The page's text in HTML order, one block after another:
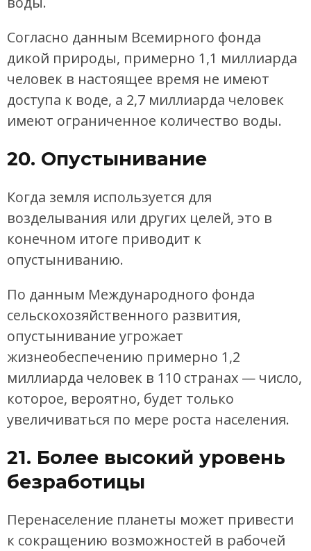
Согласно данным Всемирного фонда
дикой природы, примерно 1,1 миллиарда
человек в настоящее время не имеют
доступа к воде, а 2,7 миллиарда человек
имеют ограниченное количество воды.
20. Опустынивание
Когда земля используется для
возделывания или других целей, это в
конечном итоге приводит к
опустыниванию.
По данным Международного фонда
сельскохозяйственного развития,
опустынивание угрожает
жизнеобеспечению примерно 1,2
миллиарда человек в 110 странах — число,
которое, вероятно, будет только
увеличиваться по мере роста населения.
21. Более высокий уровень
безработицы
Перенаселение планеты может привести
к сокращению возможностей в рабочей